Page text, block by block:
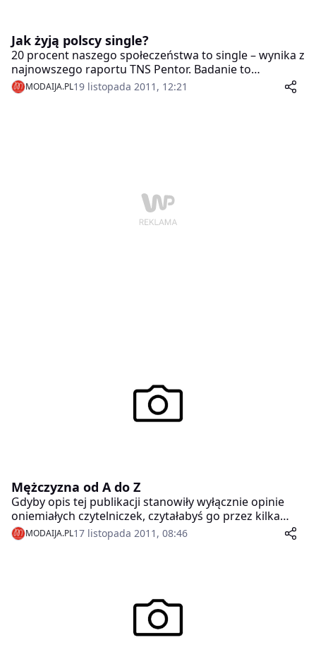
Jak żyją polscy single?
20 procent naszego społeczeństwa to single – wynika z
najnowszego raportu TNS Pentor. Badanie to
potwierdza, jak sporą, a zarazem silną grupę
konsumentów stanowią samotni i coraz bardziej
MODAIJA.PL19 listopada 2011, 12:21
Mężczyzna od A do Z
Gdyby opis tej publikacji stanowiły wyłącznie opinie
oniemiałych czytelniczek, czytałabyś go przez kilka
godzin!
MODAIJA.PL17 listopada 2011, 08:46